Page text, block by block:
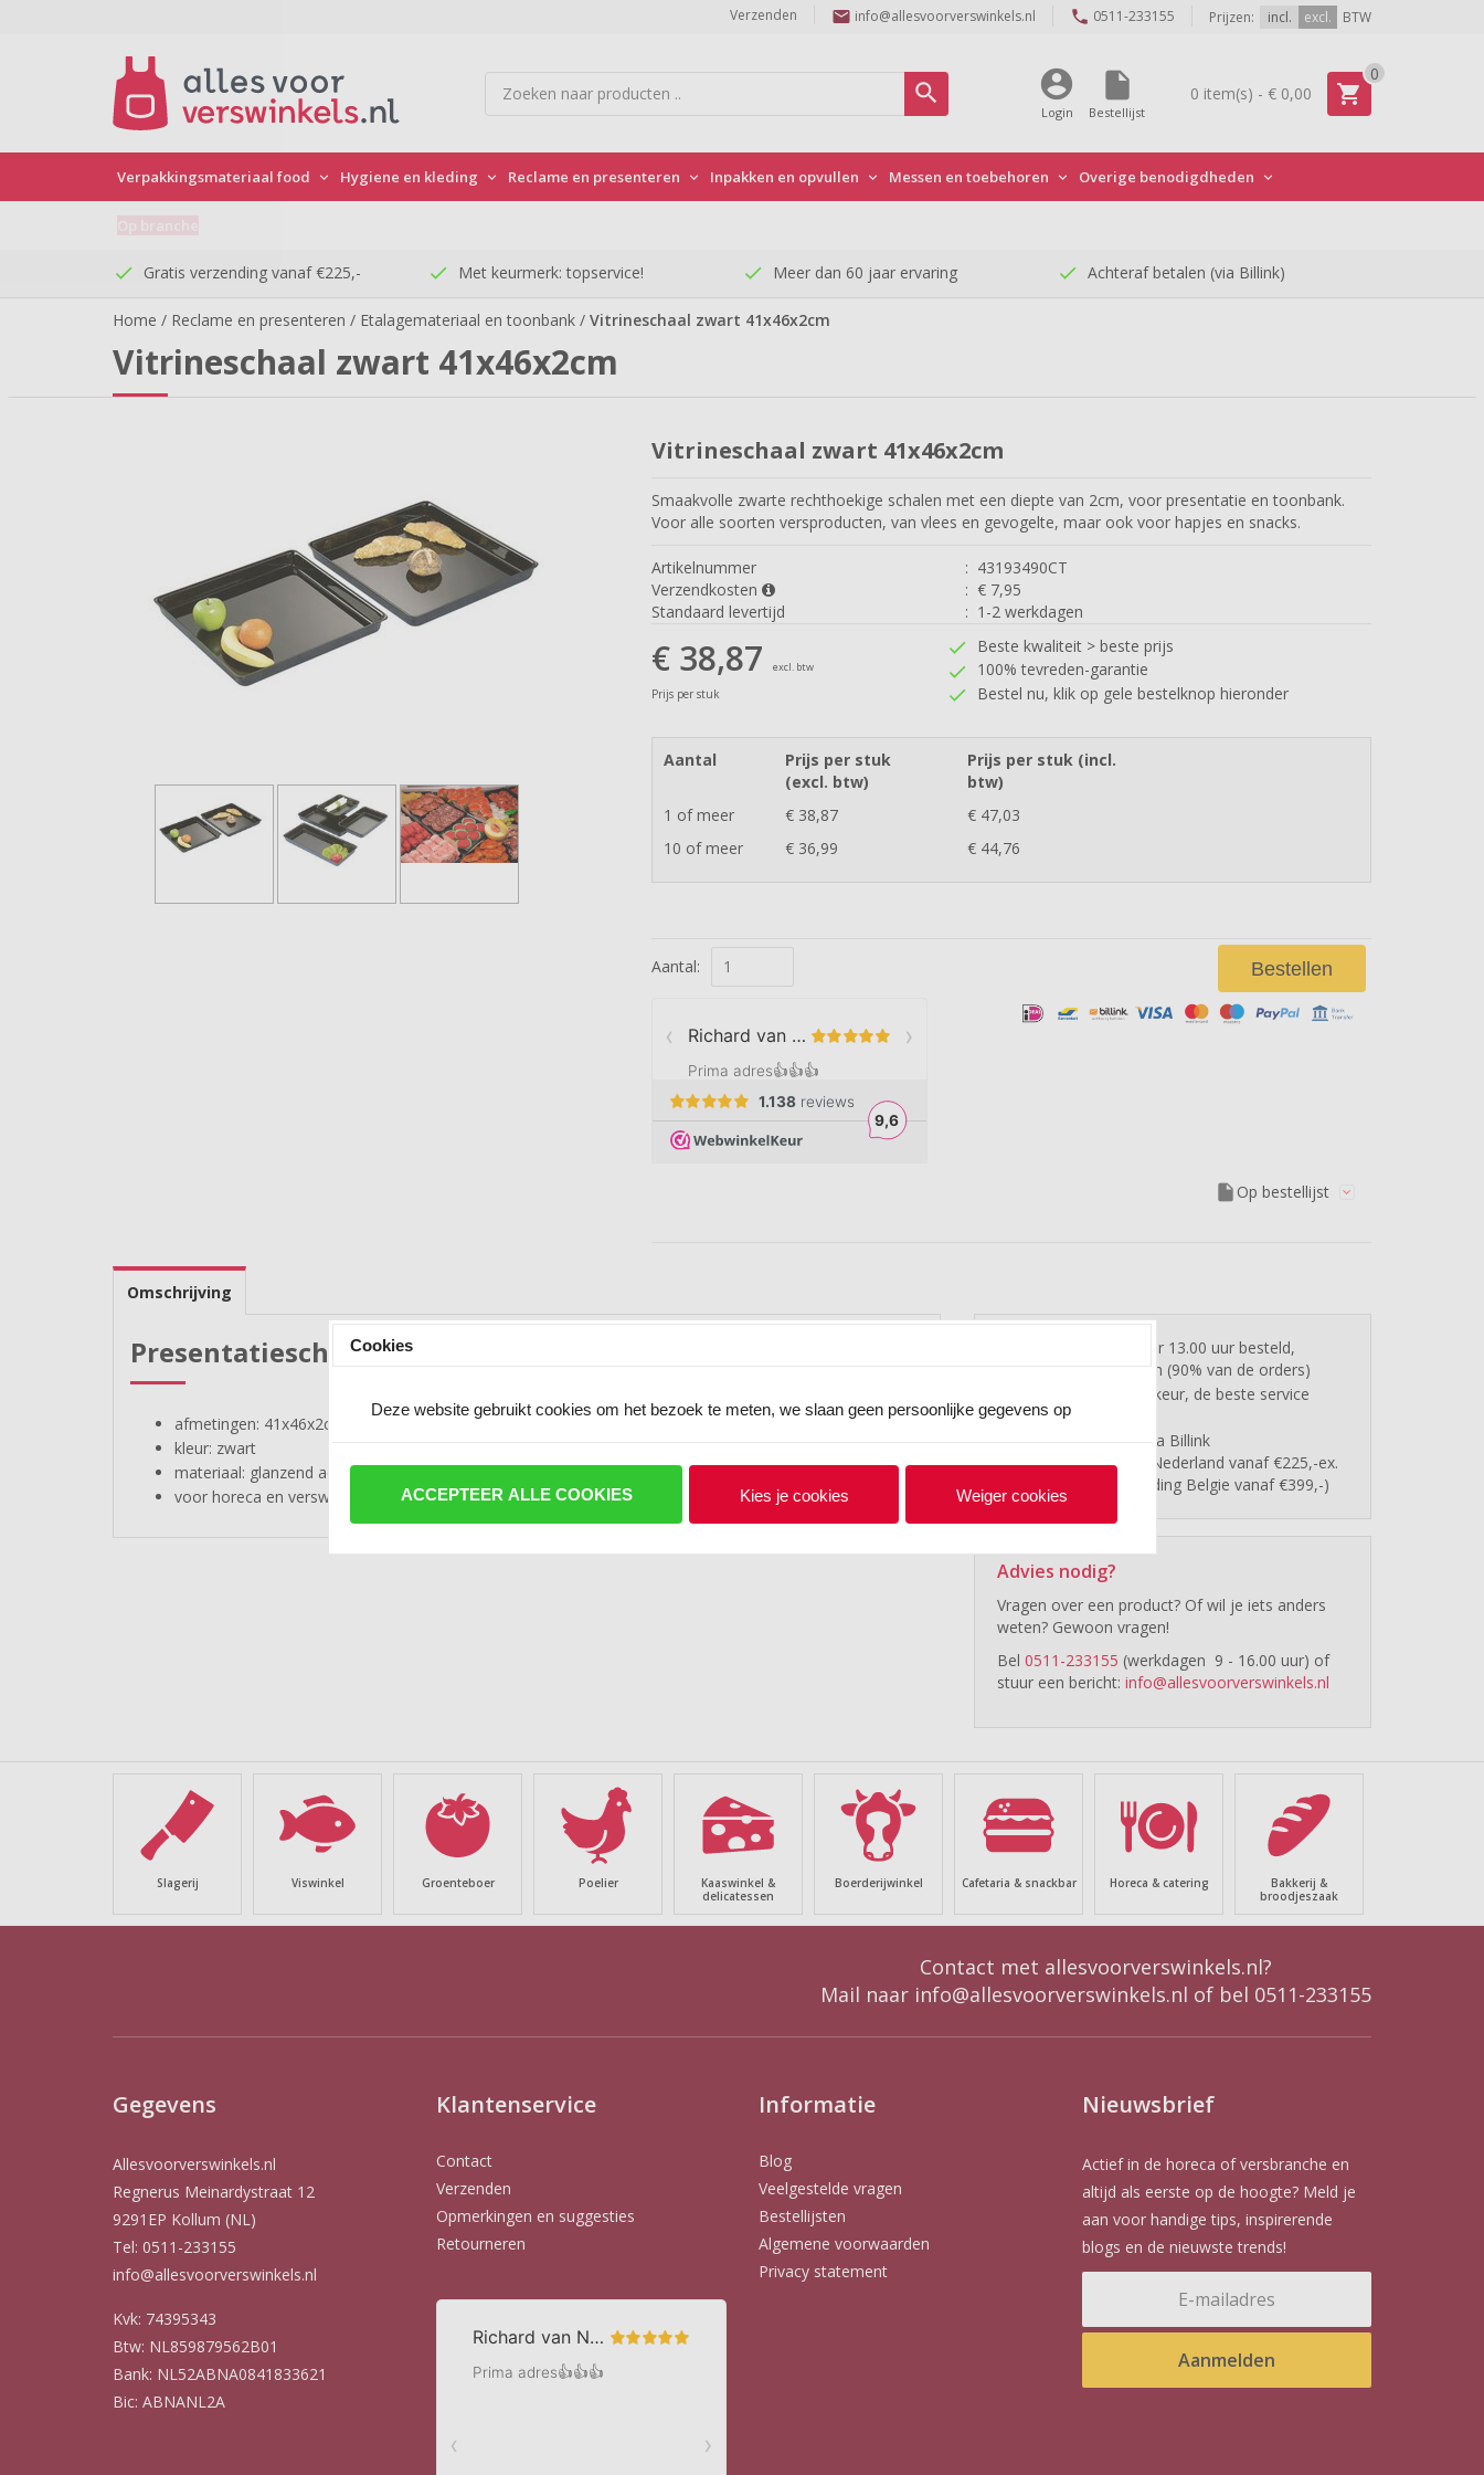
Prijzen: incl. excl. BTW
phone 0511-233155
email info@allesvoorverswinkels.nl
Verzenden
search account_circle
Login
insert_drive_file
Bestellijst
0 item(s) - € 0,00 shopping_cart
0
Verpakkingsmateriaal food  Hygiene en kleding  Reclame en presenteren  Inpakken en opvullen  Messen en toebehoren  Overige benodigdheden 
check Gratis verzending vanaf €225,- check Met keurmerk: topservice! check Meer dan 60 jaar ervaring check Achteraf betalen (via Billink)
Home / Reclame en presenteren / Etalagemateriaal en toonbank / Vitrineschaal zwart 41x46x2cm
Vitrineschaal zwart 41x46x2cm
Vitrineschaal zwart 41x46x2cm
Smaakvolle zwarte rechthoekige schalen met een diepte van 2cm, voor presentatie en toonbank.
Voor alle soorten versproducten, van vlees en gevogelte, maar ook voor hapjes en snacks.
Artikelnummer : 43193490CT
Verzendkosten
: € 7,95
Standaard levertijd
: 1-2 werkdagen
€ 38,87 excl. btw
check Beste kwaliteit > beste prijs
check 100% tevreden-garantie
check Bestel nu, klik op gele bestelknop hieronder
Prijs per stuk
Aantal
Prijs per stuk
(excl. btw)
Prijs per stuk (incl.
btw)
1 of meer
€ 38,87
€ 47,03
10 of meer
€ 36,99 € 44,76
Aantal: Bestellen
insert_drive_file Op bestellijst
Omschrijving
Presentatieschaal 41x46x2cm zwart
afmetingen: 41x46x2cm
kleur: zwart
materiaal: glanzend acryl
voor horeca en verswinkel
Op werkdagen vóór 13.00 uur besteld,
vandaag verzonden (90% van de orders)
Lid van Webwinkelkeur, de beste service
check_circle 60 jaar ervaring
Achteraf betalen via Billink
check_circle Gratis verzending Nederland vanaf €225,-ex.
btw (Gratis verzending Belgie vanaf €399,-)
Advies nodig?
Vragen over een product? Of wil je iets anders
weten? Gewoon vragen!
Bel 0511-233155 (werkdagen 9 - 16.00 uur) of
stuur een bericht: info@allesvoorverswinkels.nl
Slagerij Viswinkel Groenteboer Poelier
Kaaswinkel &
delicatessen
Boerderijwinkel Cafetaria & snackbar Horeca & catering
Bakkerij &
broodjeszaak
Contact met allesvoorverswinkels.nl?
Mail naar info@allesvoorverswinkels.nl of bel 0511-233155
Gegevens
Allesvoorverswinkels.nl
Regnerus Meinardystraat 12
9291EP Kollum (NL)
Tel: 0511-233155
info@allesvoorverswinkels.nl
Kvk: 74395343
Btw: NL859879562B01
Bank: NL52ABNA0841833621
Bic: ABNANL2A
Klantenservice
Contact
Verzenden
Opmerkingen en suggesties
Retourneren
Informatie
Blog
Veelgestelde vragen
Bestellijsten
Algemene voorwaarden
Privacy statement
Nieuwsbrief
Actief in de horeca of versbranche en
altijd als eerste op de hoogte? Meld je
aan voor handige tips, inspirerende
blogs en de nieuwste trends!
Aanmelden
Cookies
Deze website gebruikt cookies om het bezoek te meten, we slaan geen persoonlijke gegevens op
ACCEPTEER ALLE COOKIES Kies je cookies Weiger cookies